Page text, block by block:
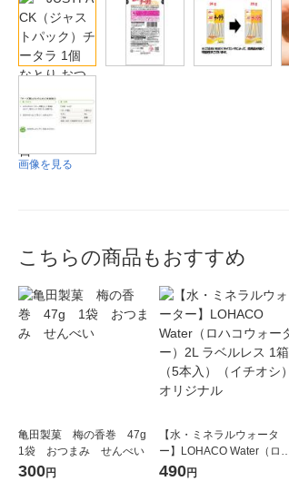
画像を見る
こちらの商品もおすすめ
亀田製菓 梅の香巻 47g
1袋 おつまみ せんべい
300円
【水・ミネラルウォータ
ー】LOHACO Water（ロハ
コウォーター）2L ラベルレ
490円